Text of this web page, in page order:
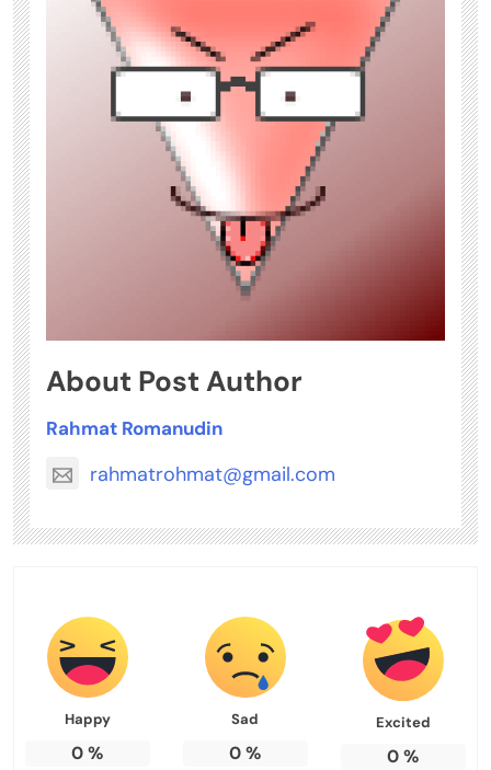
About Post Author
Rahmat Romanudin
rahmatrohmat@gmail.com
Happy
0%
Sad
0%
Excited
0%